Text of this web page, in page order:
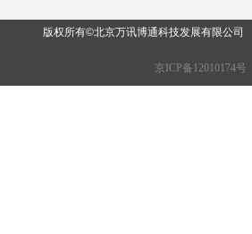
版权所有©北京万讯博通科技发展有限公司
京ICP备12010174号